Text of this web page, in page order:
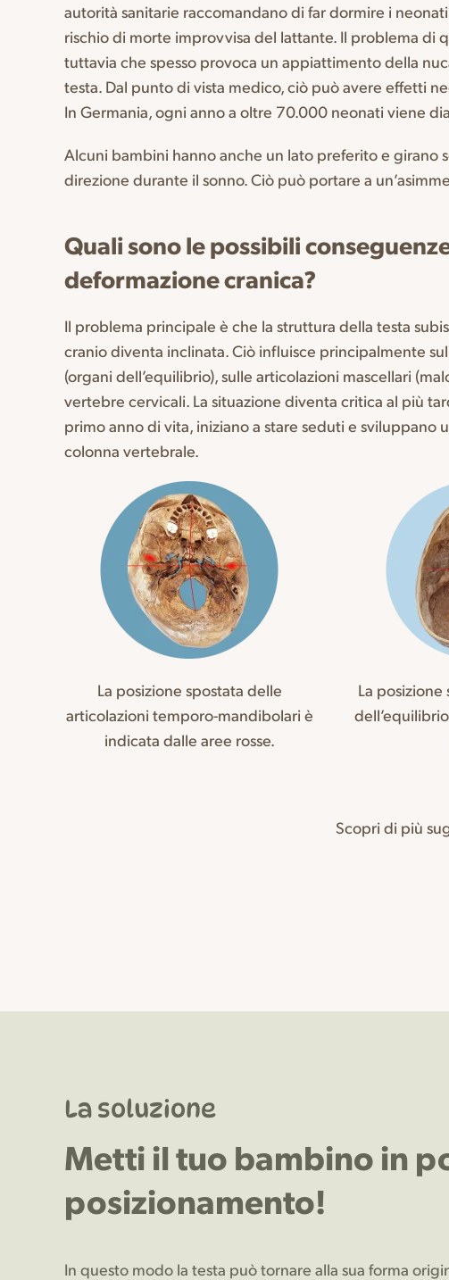
autorità sanitarie raccomandano di far dormire i
rischio di morte improvvisa del lattante. Il problema di
tuttavia che spesso provoca un appiattimento della
testa. Dal punto di vista medico, ciò può avere effetti
In Germania, ogni anno a oltre 70.000 neonati viene
Alcuni bambini hanno anche un lato preferito e girano
direzione durante il sonno. Ciò può portare a
Quali sono le possibili
deformazione cranica?
Il problema principale è che la struttura della testa
cranio diventa inclinata. Ciò influisce principalmente
(organi dell’equilibrio), sulle articolazioni mascellari
vertebre cervicali. La situazione diventa critica al più
primo anno di vita, iniziano a stare seduti e sviluppano
colonna vertebrale.
La posizione spostata delle
articolazioni temporo-mandibolari è
indicata dalle aree rosse.
La
Scopri di più
La soluzione
Metti il tuo bambino in
posizionamento!
In questo modo la testa può tornare alla sua forma